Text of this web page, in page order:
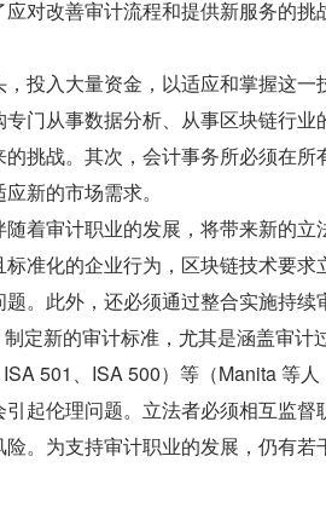
对改善审计流程和提供新服务的挑
投入大量资金，以适应和掌握这
门从事数据分析、从事区块链行
挑战。其次，会计事务所必须在所
新的市场需求。
着审计职业的发展，将带来新的立
准化的企业行为，区块链技术要
。此外，还必须通过整合实施持续
定新的审计标准，尤其是涵盖审计
501、ISA 500）等（Manita 等人
起伦理问题。立法者必须相互监督
。为支持审计职业的发展，仍有若